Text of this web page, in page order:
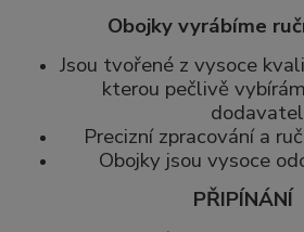
Obojky vyrábíme
Jsou tvořené z vysoce
kterou pečlivě
Precizní zpracování a
Obojky jsou vysoce
PŘIPÍNÁNÍ